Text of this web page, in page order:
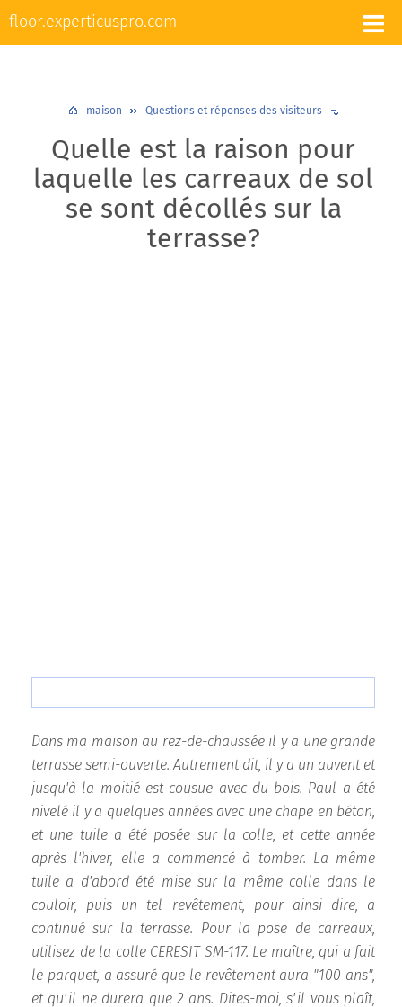
floor.experticuspro.com
L'appareil et la réparation des sols
Plancher chaud Plinthes Design et décoration
maison Questions et réponses des visiteurs
Quelle est la raison pour
laquelle les carreaux de sol
se sont décollés sur la
terrasse?
Dans ma maison au rez-de-chaussée il y a une grande
terrasse semi-ouverte. Autrement dit, il y a un auvent et
jusqu'à la moitié est cousue avec du bois. Paul a été
nivelé il y a quelques années avec une chape en béton,
et une tuile a été posée sur la colle, et cette année
après l'hiver, elle a commencé à tomber. La même
tuile a d'abord été mise sur la même colle dans le
couloir, puis un tel revêtement, pour ainsi dire, a
continué sur la terrasse. Pour la pose de carreaux,
utilisez de la colle CERESIT SM-117. Le maître, qui a fait
le parquet, a assuré que le revêtement aura "100 ans",
et qu'il ne durera que 2 ans. Dites-moi, s'il vous plaît,